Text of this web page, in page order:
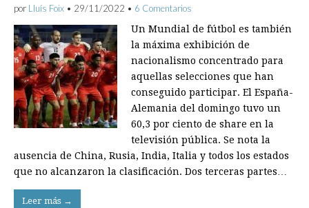
por Lluís Foix • 29/11/2022 • 6 Comentarios
Un Mundial de fútbol es también
la máxima exhibición de
nacionalismo concentrado para
aquellas selecciones que han
conseguido participar. El España-
Alemania del domingo tuvo un
60,3 por ciento de share en la
televisión pública. Se nota la
ausencia de China, Rusia, India, Italia y todos los estados
que no alcanzaron la clasificación. Dos terceras partes…
Leer más →